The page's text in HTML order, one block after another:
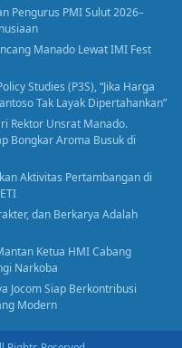
Pengurus PMI Sulut 2026–
Manado Lewat IMI Fest
Studies (P3S), “Jika Harga
Tak Layak Dipertahankan”
Rektor Unsrat Manado.
Bongkar Aroma Busuk di
Aktivitas Pertambangan di
dan Berkarya Adalah
Ketua HMI Cabang
Narkoba
Jocom Siap Berkontribusi
Modern